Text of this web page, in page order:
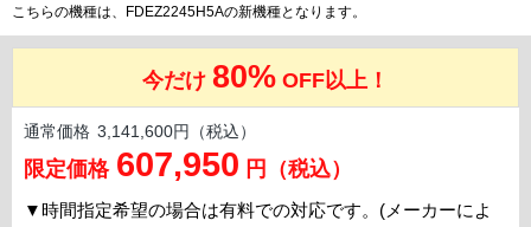
こちらの機種は、FDEZ2245H5Aの新機種となります。
今だけ 80% OFF以上！
通常価格 3,141,600円（税込）
限定価格 607,950 円（税込）
▼時間指定希望の場合は有料での対応です。(メーカーによ